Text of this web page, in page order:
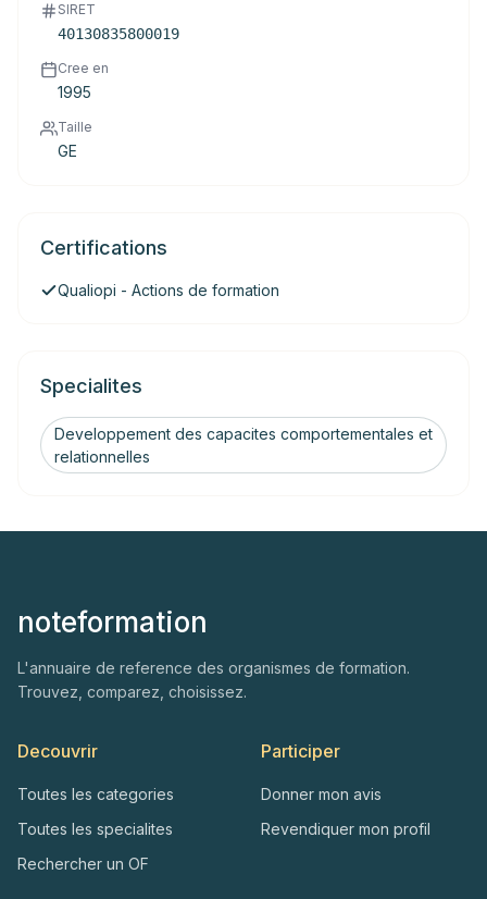
SIRET
40130835800019
Cree en
1995
Taille
GE
Certifications
Qualiopi - Actions de formation
Specialites
Developpement des capacites comportementales et
relationnelles
noteformation
L'annuaire de reference des organismes de formation.
Trouvez, comparez, choisissez.
Decouvrir
Toutes les categories
Toutes les specialites
Rechercher un OF
Participer
Donner mon avis
Revendiquer mon profil